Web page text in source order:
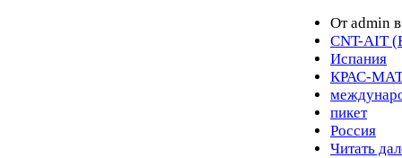
От admin
CNT-AIT
Испания
КРАС-
пикет
Россия
Читать